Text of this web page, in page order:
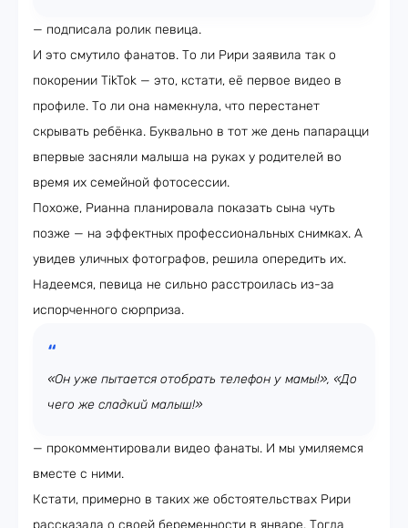
— подписала ролик певица.
И это смутило фанатов. То ли Рири заявила так о
покорении TikTok — это, кстати, её первое видео в
профиле. То ли она намекнула, что перестанет
скрывать ребёнка. Буквально в тот же день папарацци
впервые засняли малыша на руках у родителей во
время их семейной фотосессии.
Похоже, Рианна планировала показать сына чуть
позже — на эффектных профессиональных снимках. А
увидев уличных фотографов, решила опередить их.
Надеемся, певица не сильно расстроилась из-за
испорченного сюрприза.
«Он уже пытается отобрать телефон у мамы!», «До
чего же сладкий малыш!»
— прокомментировали видео фанаты. И мы умиляемся
вместе с ними.
Кстати, примерно в таких же обстоятельствах Рири
рассказала о своей беременности в январе. Тогда